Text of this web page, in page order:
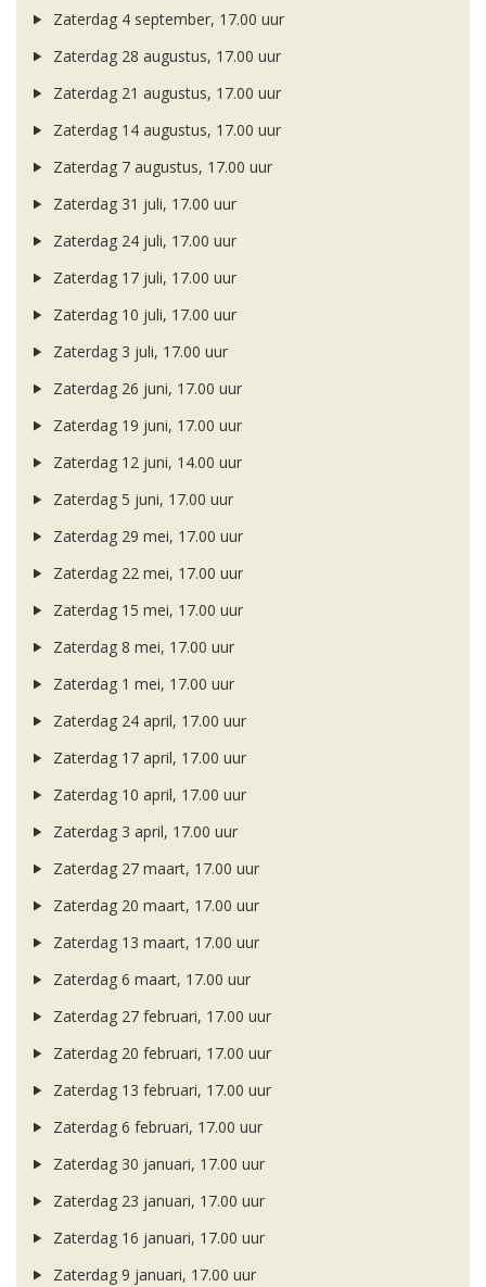
Zaterdag 4 september, 17.00 uur
Zaterdag 28 augustus, 17.00 uur
Zaterdag 21 augustus, 17.00 uur
Zaterdag 14 augustus, 17.00 uur
Zaterdag 7 augustus, 17.00 uur
Zaterdag 31 juli, 17.00 uur
Zaterdag 24 juli, 17.00 uur
Zaterdag 17 juli, 17.00 uur
Zaterdag 10 juli, 17.00 uur
Zaterdag 3 juli, 17.00 uur
Zaterdag 26 juni, 17.00 uur
Zaterdag 19 juni, 17.00 uur
Zaterdag 12 juni, 14.00 uur
Zaterdag 5 juni, 17.00 uur
Zaterdag 29 mei, 17.00 uur
Zaterdag 22 mei, 17.00 uur
Zaterdag 15 mei, 17.00 uur
Zaterdag 8 mei, 17.00 uur
Zaterdag 1 mei, 17.00 uur
Zaterdag 24 april, 17.00 uur
Zaterdag 17 april, 17.00 uur
Zaterdag 10 april, 17.00 uur
Zaterdag 3 april, 17.00 uur
Zaterdag 27 maart, 17.00 uur
Zaterdag 20 maart, 17.00 uur
Zaterdag 13 maart, 17.00 uur
Zaterdag 6 maart, 17.00 uur
Zaterdag 27 februari, 17.00 uur
Zaterdag 20 februari, 17.00 uur
Zaterdag 13 februari, 17.00 uur
Zaterdag 6 februari, 17.00 uur
Zaterdag 30 januari, 17.00 uur
Zaterdag 23 januari, 17.00 uur
Zaterdag 16 januari, 17.00 uur
Zaterdag 9 januari, 17.00 uur